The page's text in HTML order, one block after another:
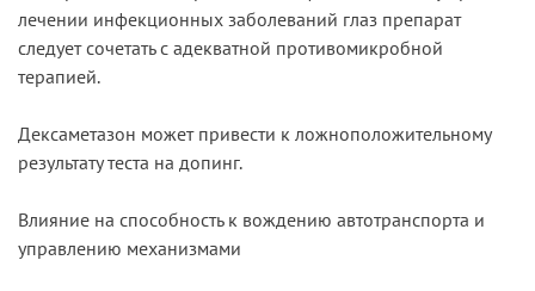
лечении инфекционных заболеваний глаз препарат
следует сочетать с адекватной противомикробной
терапией.
Дексаметазон может привести к ложноположительному
результату теста на допинг.
Влияние на способность к вождению автотранспорта и
управлению механизмами